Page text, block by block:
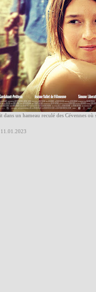
dans un hameau reculé des Cévennes
11.01.2023